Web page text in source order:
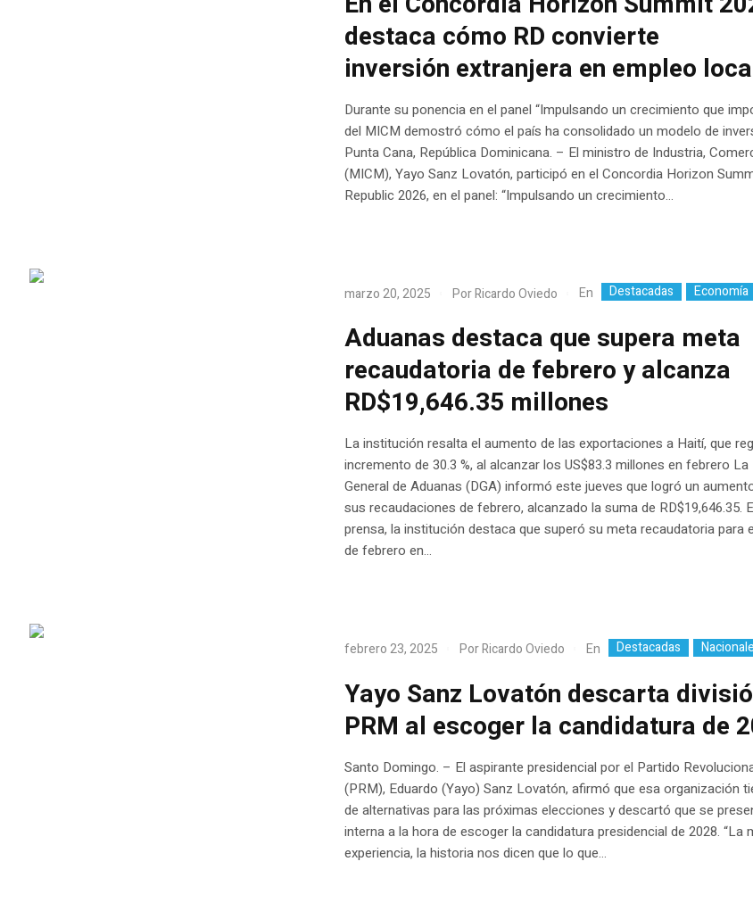
destaca cómo RD convierte
inversión extranjera en empleo
Durante su ponencia en el panel “Impulsando un crecimiento que
del MICM demostró cómo el país ha consolidado un modelo de
Punta Cana, República Dominicana. – El ministro de Industria,
(MICM), Yayo Sanz Lovatón, participó en el Concordia Horizon
Republic 2026, en el panel: “Impulsando un crecimiento...
marzo 20, 2025 PorRicardo Oviedo En Destacadas Economía
Aduanas destaca que supera meta
recaudatoria de febrero y alcanza
RD$19,646.35 millones
La institución resalta el aumento de las exportaciones a Haití, que
incremento de 30.3 %, al alcanzar los US$83.3 millones en febrero
General de Aduanas (DGA) informó este jueves que logró un
sus recaudaciones de febrero, alcanzado la suma de RD$19,646.35.
prensa, la institución destaca que superó su meta recaudatoria para
de febrero en...
febrero 23, 2025 PorRicardo Oviedo En Destacadas
Yayo Sanz Lovatón descarta
PRM al escoger la candidatura de
Santo Domingo. – El aspirante presidencial por el Partido
(PRM), Eduardo (Yayo) Sanz Lovatón, afirmó que esa organización
de alternativas para las próximas elecciones y descartó que se
interna a la hora de escoger la candidatura presidencial de 2028. “La
experiencia, la historia nos dicen que lo que...